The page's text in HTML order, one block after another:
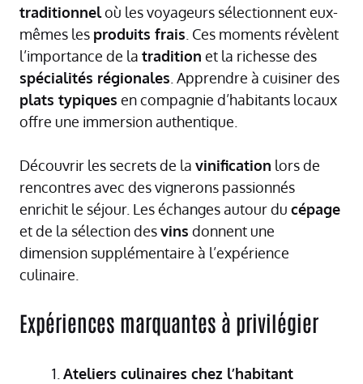
traditionneloù les voyageurs sélectionnent eux-
mêmes les produits frais . Ces moments révèlent
l’importance de la tradition et la richesse des
spécialités régionales . Apprendre à cuisiner des
plats typiques en compagnie d’habitants locaux
offre une immersion authentique.
Découvrir les secrets de la vinification lors de
rencontres avec des vignerons passionnés
enrichit le séjour. Les échanges autour du cépage
et de la sélection desvins donnent une
dimension supplémentaire à l’expérience
culinaire.
Expériences marquantes à privilégier
Ateliers culinaires chez l’habitant